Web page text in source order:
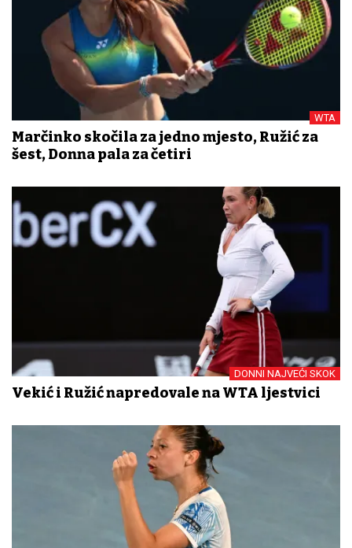
WTA
Marčinko skočila za jedno mjesto, Ružić za
šest, Donna pala za četiri
DONNI NAJVEĆI SKOK
Vekić i Ružić napredovale na WTA ljestvici